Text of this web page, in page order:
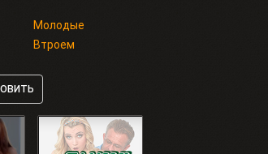
Молодые
Втроем